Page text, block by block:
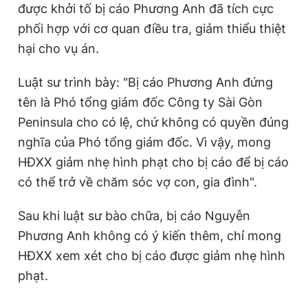
i
m
e
được khởi tố bị cáo Phương Anh đã tích cực
phối hợp với cơ quan điều tra, giảm thiểu thiệt
hại cho vụ án.
Luật sư trình bày: "Bị cáo Phương Anh đứng
tên là Phó tổng giám đốc Công ty Sài Gòn
Peninsula cho có lệ, chứ không có quyền đúng
nghĩa của Phó tổng giám đốc. Vì vậy, mong
HĐXX giảm nhẹ hình phạt cho bị cáo để bị cáo
có thể trở về chăm sóc vợ con, gia đình".
Sau khi luật sư bào chữa, bị cáo Nguyễn
Phương Anh không có ý kiến thêm, chỉ mong
HĐXX xem xét cho bị cáo được giảm nhẹ hình
phạt.